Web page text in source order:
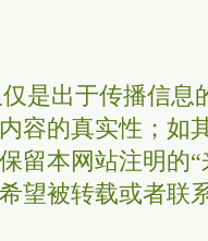
是出于传播信息
容的真实性；如
留本网站注明的
望被转载或者联